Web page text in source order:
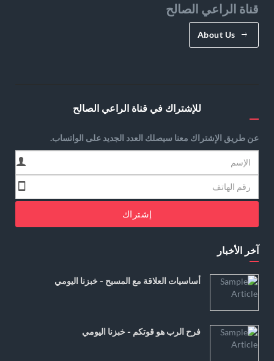
قناة الراعي الصالح
About Us
للإشتراك في قناة الراعي الصالح
عن طريق الإشتراك معنا سيصلك العدد الجديد على الواتساب.
إشتراك
آخر الأخبار
أساسيات العلاقة مع المسيح - خبزنا اليومي
فرح الرب هو قوتكم - خبزنا اليومي